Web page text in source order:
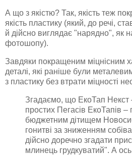
А що з якістю? Так, якість теж
якість пластику (який, до речі,
й дійсно виглядає "нарядно", як
фотошопу).
Завдяки покращеним міцнісним
деталі, які раніше були
з пластику без втрати міцності
Згадаємо, що ЕкоТап Некст
простих Пегасів ЕкоТапів
бюджетним дітищем
гонитві за зниженням
дійсно доречно згадати
млинець грудкуватий". А